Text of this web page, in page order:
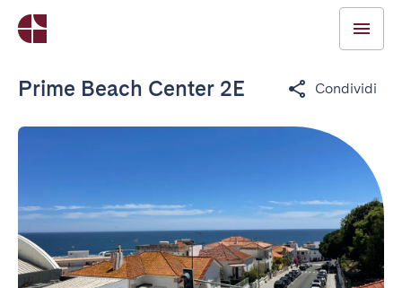
Prime Beach Center 2E Condividi